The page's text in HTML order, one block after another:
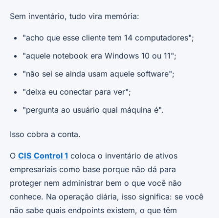
Sem inventário, tudo vira memória:
"acho que esse cliente tem 14 computadores";
"aquele notebook era Windows 10 ou 11";
"não sei se ainda usam aquele software";
"deixa eu conectar para ver";
"pergunta ao usuário qual máquina é".
Isso cobra a conta.
O CIS Control 1 coloca o inventário de ativos
empresariais como base porque não dá para
proteger nem administrar bem o que você não
conhece. Na operação diária, isso significa: se você
não sabe quais endpoints existem, o que têm